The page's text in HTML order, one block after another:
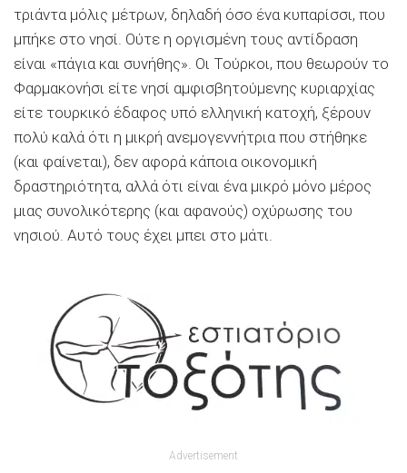
τριάντα μόλις μέτρων, δηλαδή όσο ένα κυπαρίσσι, που
μπήκε στο νησί. Ούτε η οργισμένη τους αντίδραση
είναι «πάγια και συνήθης». Οι Τούρκοι, που θεωρούν το
Φαρμακονήσι είτε νησί αμφισβητούμενης κυριαρχίας
είτε τουρκικό έδαφος υπό ελληνική κατοχή, ξέρουν
πολύ καλά ότι η μικρή ανεμογεννήτρια που στήθηκε
(και φαίνεται), δεν αφορά κάποια οικονομική
δραστηριότητα, αλλά ότι είναι ένα μικρό μόνο μέρος
μιας συνολικότερης (και αφανούς) οχύρωσης του
νησιού. Αυτό τους έχει μπει στο μάτι.
Advertisement